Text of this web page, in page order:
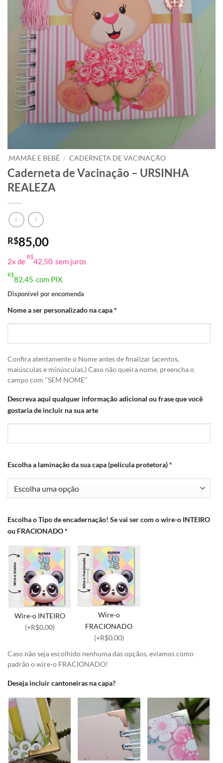
.MAMÃE E BEBÊ / CADERNETA DE VACINAÇÃO
Caderneta de Vacinação – URSINHA
REALEZA
R$85,00
2x de
R$
42,50 sem juros
R$
82,45 com PIX
Disponível por encomenda
Nome a ser personalizado na capa*
Confira atentamente o Nome antes de finalizar (acentos,
maiúsculas e minúsculas.) Caso não queira nome, preencha o
campo com "SEM NOME"
Descreva aqui qualquer informação adicional ou frase que você
gostaria de incluir na sua arte
Escolha a laminação da sua capa (película protetora)*
Escolha o Tipo de encadernação! Se vai ser com o wire-o INTEIRO
ou FRACIONADO*
Wire-o INTEIRO
(+R$0,00)
Wire-o
FRACIONADO
(+R$0,00)
Caso não seja escolhido nenhuma das opçãos, eviamos como
padrão o wire-o FRACIONADO!
Deseja incluir cantoneiras na capa?